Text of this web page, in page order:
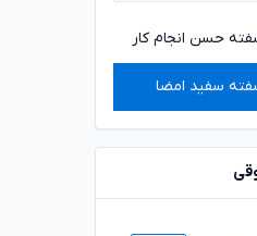
حسن انجام کار
سفید امضا